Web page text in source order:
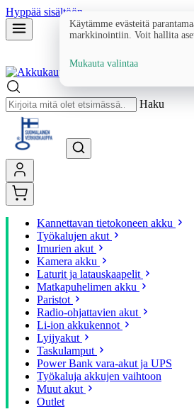
Hyppää sisältöön
Haku
Kannettavan tietokoneen akku
Työkalujen akut
Imurien akut
Kamera akku
Laturit ja latauskaapelit
Matkapuhelimen akku
Paristot
Radio-ohjattavien akut
Li-ion akkukennot
Lyijyakut
Taskulamput
Power Bank vara-akut ja UPS
Työkaluja akkujen vaihtoon
Muut akut
Outlet
Käytämme evästeitä
markkinointiin. Voit hallita
Mukauta valintaa